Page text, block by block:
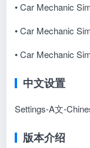
• Car Mechanic
• Car Mechanic
• Car Mechanic
中文设置
Settings-A文-
版本介绍